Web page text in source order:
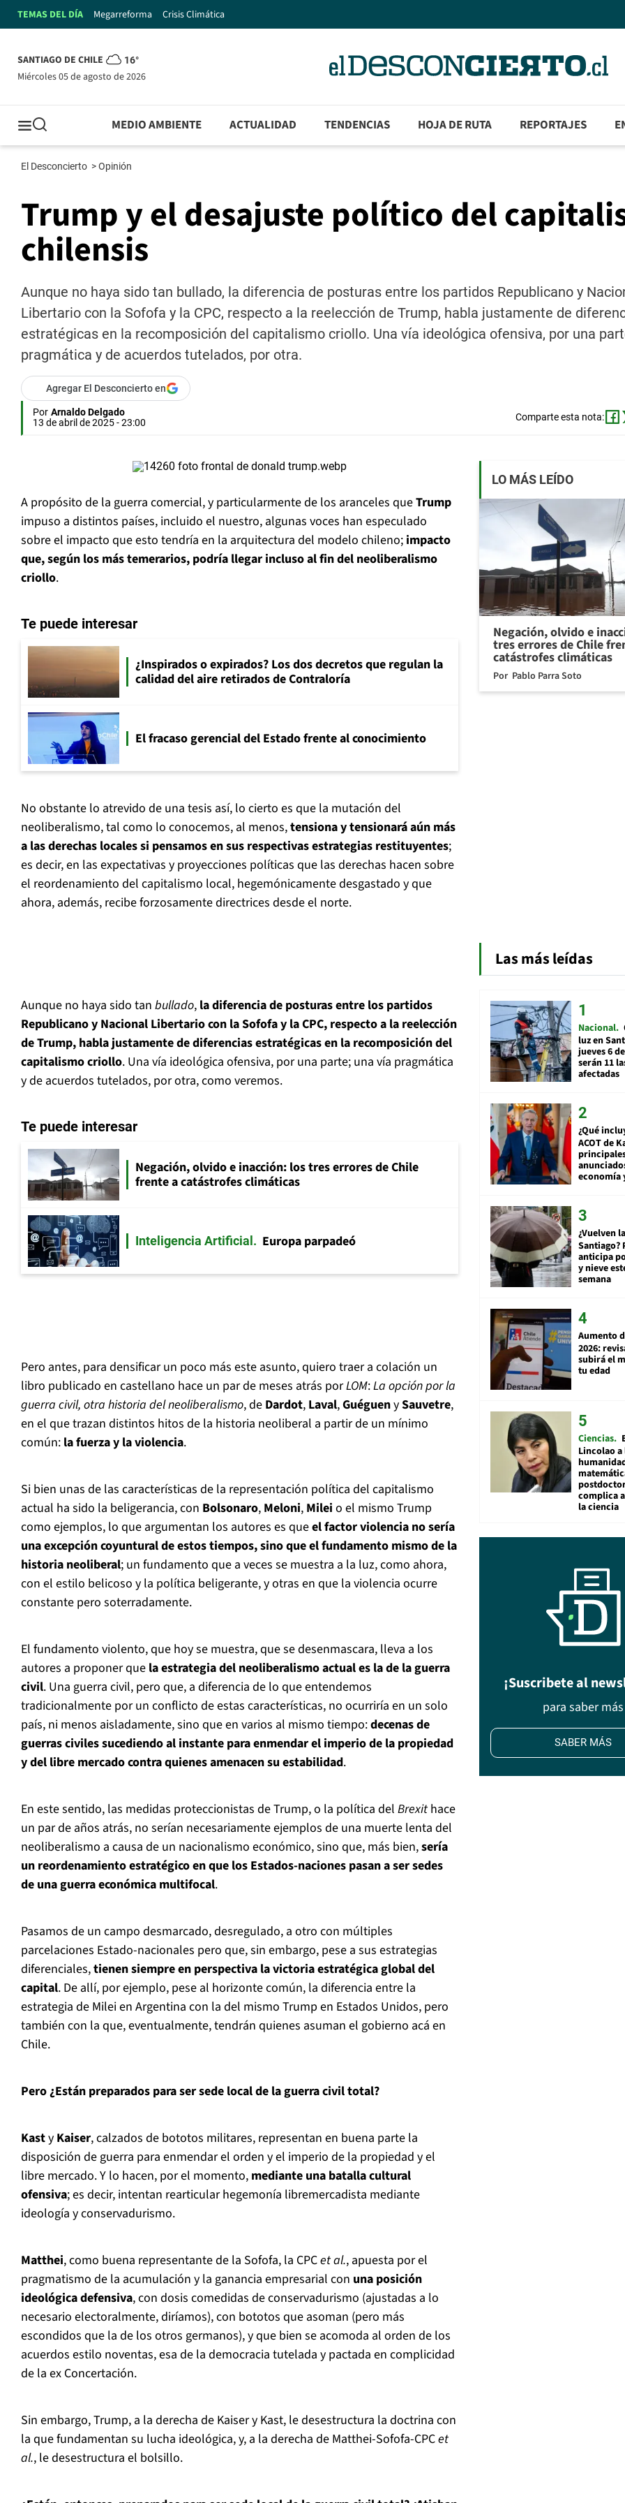
TEMAS DEL DÍA Megarreforma Crisis Climática
SANTIAGO DE CHILE 16°
miércoles 05 de agosto de 2026
MEDIO AMBIENTE ACTUALIDAD TENDENCIAS HOJA DE RUTA REPORTAJES
El Desconcierto >Opinión
Trump y el desajuste político del
chilensis
Aunque no haya sido tan bullado, la diferencia de posturas entre los partidos Republicano y
Libertario con la Sofofa y la CPC, respecto a la reelección de Trump, habla justamente de
estratégicas en la recomposición del capitalismo criollo. Una vía ideológica ofensiva, por una
pragmática y de acuerdos tutelados, por otra.
Agregar El Desconcierto en
Por Arnaldo Delgado
13 de abril de 2025 - 23:00
Comparte esta nota:
A propósito de la guerra comercial, y particularmente de los aranceles queTrump
impuso a distintos países, incluido el nuestro, algunas voces han especulado
sobre el impacto que esto tendría en la arquitectura del modelo chileno; impacto
que, según los más temerarios, podría llegar incluso al fin del neoliberalismo
criollo.
Te puede interesar
¿Inspirados o expirados? Los dos decretos que regulan la
calidad del aire retirados de Contraloría
El fracaso gerencial del Estado frente al conocimiento
No obstante lo atrevido de una tesis así, lo cierto es que la mutación del
neoliberalismo, tal como lo conocemos, al menos,tensiona y tensionará aún más
a las derechas locales si pensamos en sus respectivas estrategias restituyentes;
es decir, en las expectativas y proyecciones políticas que las derechas hacen sobre
el reordenamiento del capitalismo local, hegemónicamente desgastado y que
ahora, además, recibe forzosamente directrices desde el norte.
Aunque no haya sido tan bullado, la diferencia de posturas entre los partidos
Republicano y Nacional Libertario con la Sofofa y la CPC, respecto a la reelección
de Trump, habla justamente de diferencias estratégicas en la recomposición del
capitalismo criollo. Una vía ideológica ofensiva, por una parte; una vía pragmática
y de acuerdos tutelados, por otra, como veremos.
Te puede interesar
Negación, olvido e inacción: los tres errores de Chile
frente a catástrofes climáticas
Inteligencia Artificial Europa parpadeó
Pero antes, para densificar un poco más este asunto, quiero traer a colación un
libro publicado en castellano hace un par de meses atrás porLOM:La opción por la
guerra civil, otra historia del neoliberalismo, de Dardot, Laval,GuéguenySauvetre,
en el que trazan distintos hitos de la historia neoliberal a partir de un mínimo
común: la fuerza y la violencia.
Si bien unas de las características de la representación política del capitalismo
actual ha sido la beligerancia, con Bolsonaro, Meloni, Milei o el mismo Trump
como ejemplos, lo que argumentan los autores es queel factor violencia no sería
una excepción coyuntural de estos tiempos, sino que el fundamento mismo de la
historia neoliberal; un fundamento que a veces se muestra a la luz, como ahora,
con el estilo belicoso y la política beligerante, y otras en que la violencia ocurre
constante pero soterradamente.
El fundamento violento, que hoy se muestra, que se desenmascara, lleva a los
autores a proponer que la estrategia del neoliberalismo actual es la de la guerra
civil. Una guerra civil, pero que, a diferencia de lo que entendemos
tradicionalmente por un conflicto de estas características, no ocurriría en un solo
país, ni menos aisladamente, sino queen varios al mismo tiempo:decenas de
guerras civiles sucediendo al instante para enmendar el imperio de la propiedad
y del libre mercado contra quienes amenacen su estabilidad.
En este sentido, las medidas proteccionistas de Trump, o la política del Brexit hace
un par de años atrás, no serían necesariamente ejemplos de una muerte lenta del
neoliberalismo a causa de un nacionalismo económico, sino que, más bien,sería
un reordenamiento estratégico en que los Estados-naciones pasan a ser sedes
de una guerra económica multifocal.
Pasamos de un campo desmarcado, desregulado, a otro con múltiples
parcelaciones Estado-nacionales pero que, sin embargo, pese a sus estrategias
diferenciales,tienen siempre en perspectiva la victoria estratégica global del
capital. De allí, por ejemplo, pese al horizonte común, la diferencia entre la
estrategia de Milei en Argentina con la del mismo Trump en Estados Unidos, pero
también con la que, eventualmente, tendrán quienes asuman el gobierno acá en
Chile.
Pero ¿Están preparados para ser sede local de la guerra civil total?
Kasty Kaiser, calzados de bototos militares, representan en buena parte la
disposición de guerra para enmendar el orden y el imperio de la propiedad y el
libre mercado. Y lo hacen, por el momento, mediante una batalla cultural
ofensiva; es decir, intentan rearticular hegemonía libremercadista mediante
ideología y conservadurismo.
Matthei, como buena representante de la Sofofa, la CPCet al., apuesta por el
pragmatismo de la acumulación y la ganancia empresarial con una posición
ideológica defensiva, con dosis comedidas de conservadurismo (ajustadas a lo
necesario electoralmente, diríamos), con bototos que asoman (pero más
escondidos que la de los otros germanos), y que bien se acomoda al orden de los
acuerdos estilo noventas, esa de la democracia tutelada y pactada en complicidad
de la ex Concertación.
Sin embargo, Trump, a la derecha de Kaiser y Kast, le desestructura la doctrina con
la que fundamentan su lucha ideológica, y, a la derecha de Matthei-Sofofa-CPCet
al., le desestructura el bolsillo.
LO MÁS LEÍDO
Negación, olvido e
tres errores de Chile
catástrofes climáticas
Por Pablo Parra Soto
Las más leídas
Nacional
luz en
jueves 6
serán 11
afectadas
¿Qué
ACOT de
economía
¿Vuelven
Santiago?
anticipa
y nieve
semana
Aumento
2026:
subirá el
tu edad
Ciencias
Lincolao a
complica
la ciencia
¡Suscribete al
para saber más
SABER MÁS